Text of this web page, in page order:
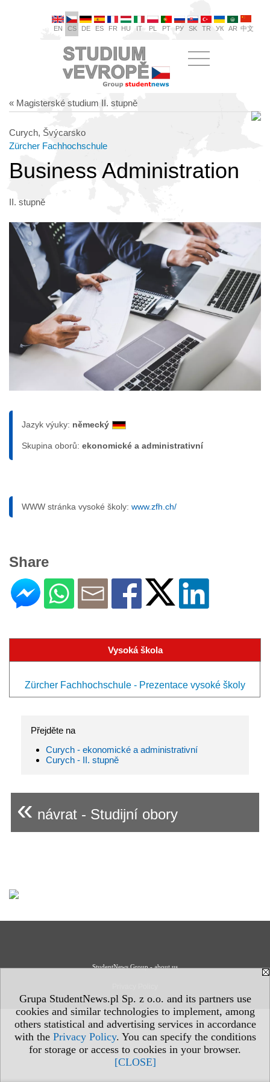
Grupa StudentNews.pl Sp. z o.o. and its partners use
cookies and similar technologies to implement, among
others statistical and advertising services in accordance
with the Privacy Policy. You can specify the conditions
for storage or access to cookies in your browser.
[CLOSE]
EN CS DE ES FR HU IT PL PT РУ SK TR УК AR 中文
« Magisterské studium II. stupně
Curych, Švýcarsko
Zürcher Fachhochschule
Business Administration
II. stupně
Jazyk výuky: německý
Skupina oborů: ekonomické a administrativní
WWW stránka vysoké školy: www.zfh.ch/
Share
Vysoká škola
Zürcher Fachhochschule - Prezentace vysoké školy
Přejděte na
Curych - ekonomické a administrativní
Curych - II. stupně
« návrat - Studijní obory
StudentNews Group - about us